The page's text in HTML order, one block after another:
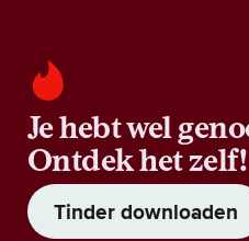
Je hebt wel
Ontdek het zelf!
Tinder downloaden